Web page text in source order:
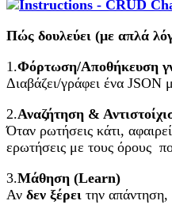
Πώς δουλεύει (με απλά
1.Φόρτωση/Αποθήκευση
Διαβάζει/γράφει ένα JSON
2.Αναζήτηση &
Όταν ρωτήσεις κάτι,
ερωτήσεις με τους όρους
3.Μάθηση (Learn)
Αν δεν ξέρει την απάντηση,